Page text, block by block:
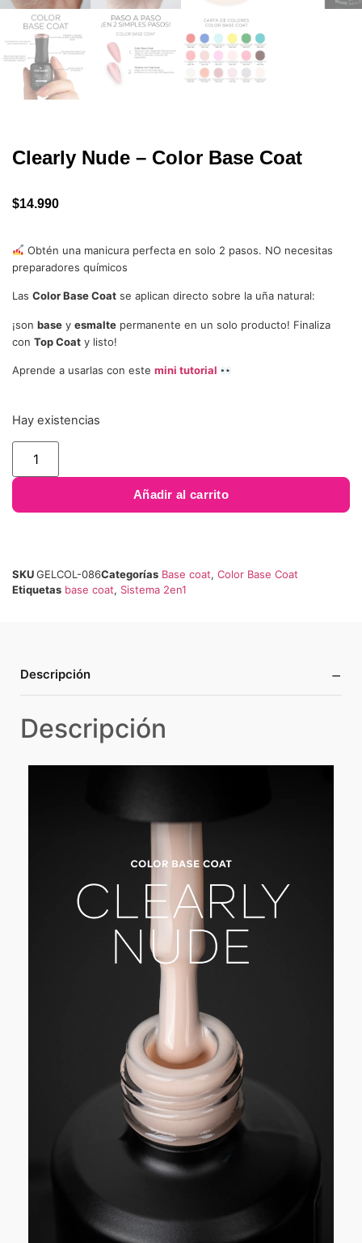
Clearly Nude – Color Base Coat
$14.990
Obtén una manicura perfecta en solo 2 pasos. NO necesitas
preparadores químicos
Las Color Base Coat se aplican directo sobre la uña natural:
¡son base y esmalte permanente en un solo producto! Finaliza
con Top Coat y listo!
Aprende a usarlas con este mini tutorial
Hay existencias
Añadir al carrito
SKUGELCOL-086Categorías Base coat, Color Base Coat
Etiquetas base coat, Sistema 2en1
Descripción −
Descripción